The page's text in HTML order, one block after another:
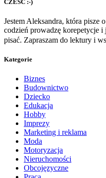
CZEŚĆ :-)
Jestem Aleksandra, która pisze
codzień prowadzę korepetycje
pisać. Zapraszam do lektury i
Kategorie
Biznes
Budownictwo
Dziecko
Edukacja
Hobby
Imprezy
Marketing i reklama
Moda
Motoryzacja
Nieruchomości
Obcojęzyczne